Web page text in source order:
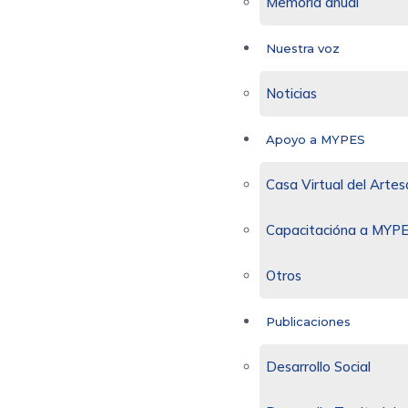
Nuestra voz
Noticias
Apoyo a MYPES
Casa Virtual del
Capacitacióna a
Otros
Publicaciones
Desarrollo Social